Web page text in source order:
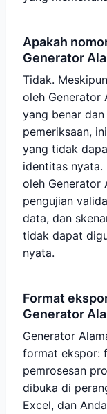
Apakah
Generator
Tidak.
oleh Generator
yang benar
pemeriksaan,
yang tidak
identitas
oleh Generator
pengujian
data, dan
tidak dapat
nyata.
Format
Generator
Generator
format ekspor:
pemrosesan
dibuka di
Excel, dan